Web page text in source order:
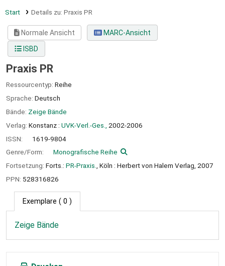
Start Details zu: Praxis PR
Normale Ansicht
MARC-Ansicht
ISBD
Praxis PR
Ressourcentyp: Reihe
Sprache: Deutsch
Bände: Zeige Bände
Verlag: Konstanz : UVK-Verl.-Ges.,
2002-2006
ISSN:
1619-9804
Genre/Form:
Monografische Reihe
Fortsetzung: Forts.: PR-Praxis.
, Köln : Herbert von Halem Verlag, 2007
PPN: 528316826
Exemplare ( 0 )
Zeige Bände